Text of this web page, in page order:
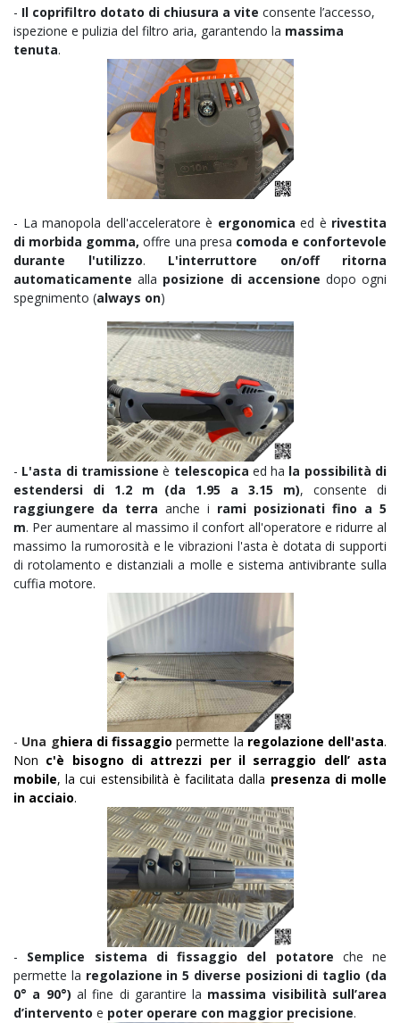
- Il coprifiltro dotato di chiusura a vite consente l’accesso,
ispezione e pulizia del filtro aria, garantendo la massima
tenuta.
- La manopola dell'acceleratore è ergonomica ed è rivestita
di morbida gomma, offre una presa comoda e confortevole
durante l'utilizzo. L'interruttore on/off
ritorna
automaticamente alla posizione di accensione dopo ogni
spegnimento (always on)
- L'asta di tramissione è telescopica ed ha la possibilità di
estendersi di 1.2 m (da 1.95 a 3.15 m), consente di
raggiungere da terra anche i rami posizionati fino a 5
m. Per aumentare al massimo il confort all'operatore e ridurre al
massimo la rumorosità e le vibrazioni l'asta è dotata di supporti
di rotolamento e distanziali a molle e sistema antivibrante sulla
cuffia motore.
- Una ghiera di fissaggio permette la regolazione dell'asta.
Non c'è bisogno di attrezzi per il serraggio dell’ asta
mobile, la cui estensibilità è facilitata dalla presenza di molle
in acciaio.
- Semplice sistema di fissaggio del potatore che ne
permette la regolazione in 5 diverse posizioni di taglio (da
0° a 90°) al fine di garantire la massima visibilità sull’area
d’intervento e poter operare con maggior precisione.